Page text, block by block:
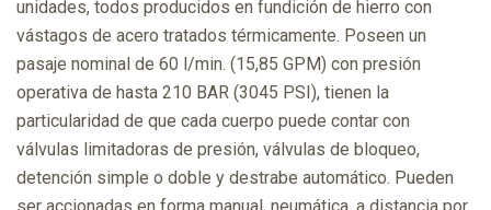
unidades, todos producidos en fundición de hierro con
vástagos de acero tratados térmicamente. Poseen un
pasaje nominal de 60 l/min. (15,85 GPM) con presión
operativa de hasta 210 BAR (3045 PSI), tienen la
particularidad de que cada cuerpo puede contar con
válvulas limitadoras de presión, válvulas de bloqueo,
detención simple o doble y destrabe automático. Pueden